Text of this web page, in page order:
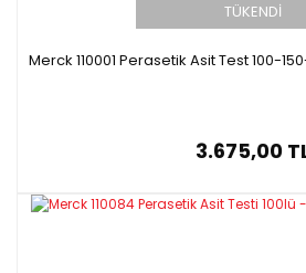
TÜKENDİ
Merck 110001 Perasetik Asit Test 100-
3.675,00